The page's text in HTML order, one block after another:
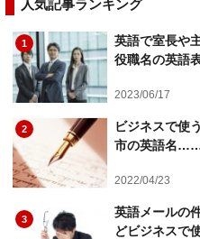
人気記事ランキング
1
英語で室長や
役職名の英語
2023/06/17
2
ビジネスで使
市の英語名
2022/04/23
3
英語メールの
どビジネスで